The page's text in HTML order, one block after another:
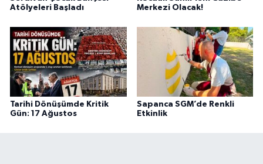
Atölyeleri Başladı
Merkezi Olacak!
Tarihi Dönüşümde Kritik
Gün: 17 Ağustos
Sapanca SGM’de Renkli
Etkinlik